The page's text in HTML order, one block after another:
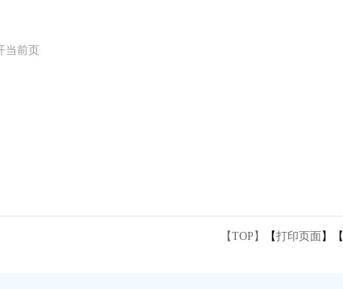
当前页
【TOP】 【打印页面 】【